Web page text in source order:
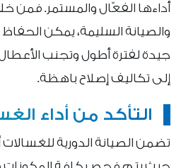
أداءها الفعّال والمستمر. فمن
والصيانة السليمة، يمكن
جيدة لفترة أطول وتجنب
إلى تكاليف إصلاح باهظة.
التأكد من أداء
تضمن الصيانة الدورية